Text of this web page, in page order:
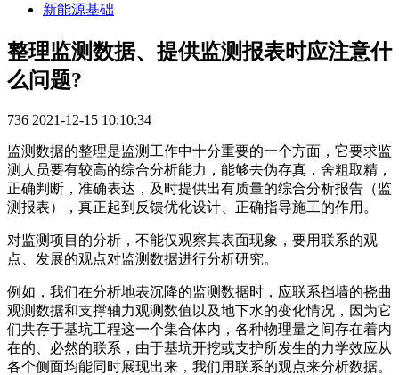
新能源基础
整理监测数据、提供监测报表时应注意什
么问题?
736 2021-12-15 10:10:34
监测数据的整理是监测工作中十分重要的一个方面，它要求监
测人员要有较高的综合分析能力，能够去伪存真，舍粗取精，
正确判断，准确表达，及时提供出有质量的综合分析报告（监
测报表），真正起到反馈优化设计、正确指导施工的作用。
对监测项目的分析，不能仅观察其表面现象，要用联系的观
点、发展的观点对监测数据进行分析研究。
例如，我们在分析地表沉降的监测数据时，应联系挡墙的挠曲
观测数据和支撑轴力观测数值以及地下水的变化情况，因为它
们共存于基坑工程这一个集合体内，各种物理量之间存在着内
在的、必然的联系，由于基坑开挖或支护所发生的力学效应从
各个侧面均能同时展现出来，我们用联系的观点来分析数据。